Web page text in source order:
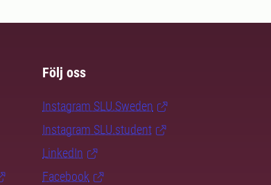
Följ oss
Instagram SLU.Sweden
Instagram SLU.student
LinkedIn
Facebook